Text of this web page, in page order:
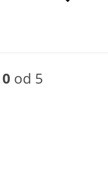
0 od 5